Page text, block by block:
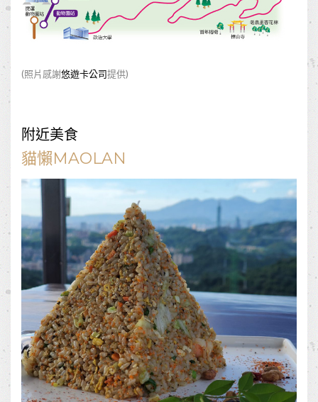
(照片感謝悠遊卡公司提供)
附近美食
貓懶MAOLAN